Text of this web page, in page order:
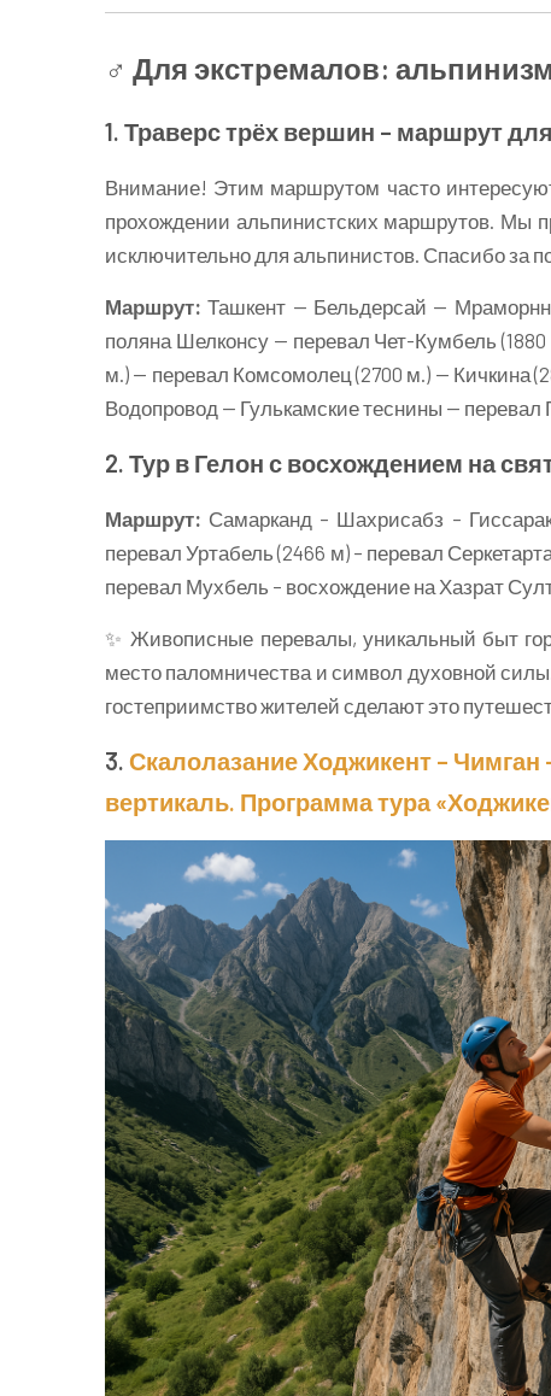
‍♂️ Для экстремалов:
1. Траверс трёх вершин – маршрут
Внимание! Этим маршрутом часто
прохождении альпинистских маршрутов. Мы
исключительно для альпинистов. Спасибо за
Маршрут: Ташкент — Бельдерсай —
поляна Шелконсу — перевал Чет-Кумбель
м.) — перевал Комсомолец (2700 м.) — Кичкина
Водопровод — Гулькамские теснины — перевал
2. Тур в Гелон с восхождением на
Маршрут: Самарканд – Шахрисабз –
перевал Уртабель (2466 м) – перевал
перевал Мухбель – восхождение на Хазрат
✨ Живописные перевалы, уникальный быт
место паломничества и символ духовной
гостеприимство жителей сделают это
3. Скалолазание Ходжикент – Чимган
вертикаль. Программа тура